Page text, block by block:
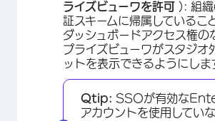
ライズビューワを許可 ): 組
証スキームに帰属しているこ
ダッシュボードアクセス権の
プライズビューワがスタジオ
ットを表示できるようにしま
Qtip: SSOが有効な
アカウントを使用してい